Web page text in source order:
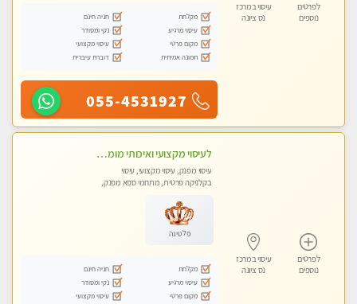
לפרטים
נוספים
עיסוי במרכז
נס ציונה
מקלחת
חניה חינם
עיסוי מרגיע
נקי ומסודר
מקום פרטי
עיסוי מקצועי
תמונה אמיתית
דוברת עיברית
055-4531927
לפרטים
נוספים
עיסוי במרכז
נס ציונה
לעיסוי מקצועי ואיכותי מומלץ מאוד!! ממתינה לך שתגיע מעסה פרטית-ללא מין !!
עיסוי מפנק, עיסוי מקצועי, עיסוי
בקלניקה פרטית, מתחמי ספא מפנק,
פלטינה
מקלחת
חניה חינם
עיסוי מרגיע
נקי ומסודר
מקום פרטי
עיסוי מקצועי